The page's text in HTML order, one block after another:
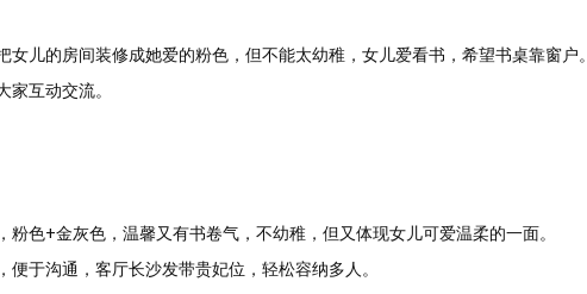
儿的房间装修成她爱的粉色，但不能太幼稚，女儿爱看书，希望书桌靠窗户。
互动交流。
色+金灰色，温馨又有书卷气，不幼稚，但又体现女儿可爱温柔的一面。
于沟通，客厅长沙发带贵妃位，轻松容纳多人。